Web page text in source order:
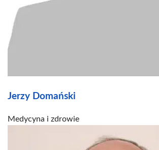
Jerzy Domański
Medycyna i zdrowie